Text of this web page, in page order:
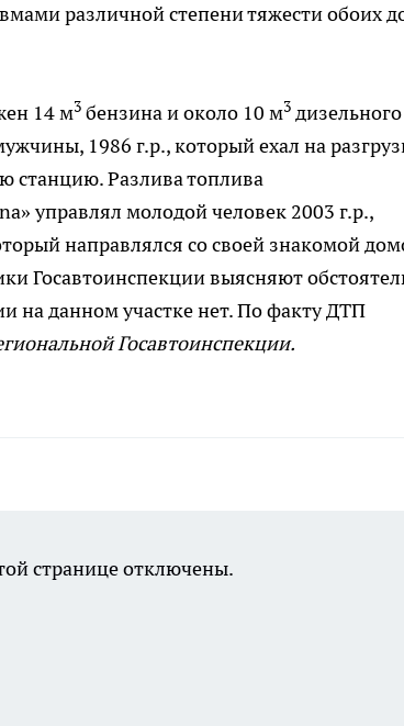
различной степени тяжести обоих
14 м3 бензина и около 10 м3 дизельного
1986 г.р., который ехал на
станцию. Разлива топлива
управлял молодой человек 2003 г.р.,
направлялся со своей знакомой
Госавтоинспекции выясняют
на данном участке нет. По факту ДТП
Госавтоинспекции.
странице отключены.